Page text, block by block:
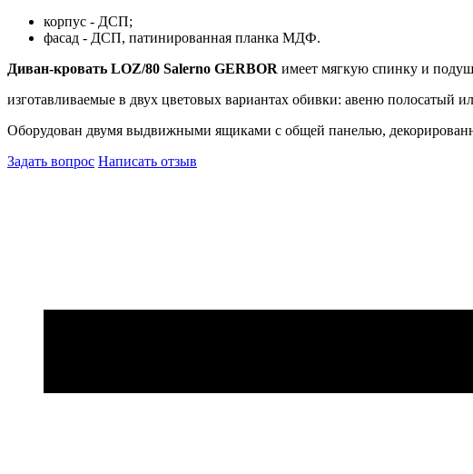
корпус - ДСП;
фасад - ДСП, патинированная планка МДФ.
Диван-кровать LOZ/80 Salerno GERBOR имеет мягкую спинку и
изготавливаемые в двух цветовых вариантах обивки: авеню полосатый
Оборудован двумя выдвижными ящиками с общей панелью,
Задать вопрос Написать отзыв